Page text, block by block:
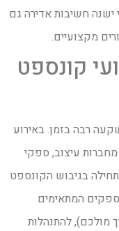
ישנה חשיבות אדירה גם
מקצועיים.
קונספט
רבה בזמן. באירוע
עיצוב, ספקי
בגיבוש הקונספט
המתאימים
מולכם), להתנהלות